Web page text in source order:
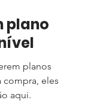
plano
planos
compra, eles
aqui.